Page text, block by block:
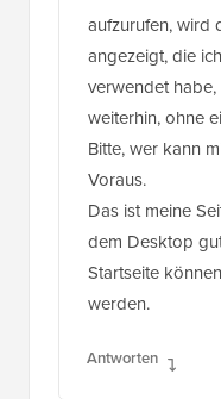
aufzurufen, wird
angezeigt, die
verwendet
weiterhin, ohne
Bitte, wer kann
Voraus.
Das ist meine
dem Desktop
Startseite
werden.
Antworten